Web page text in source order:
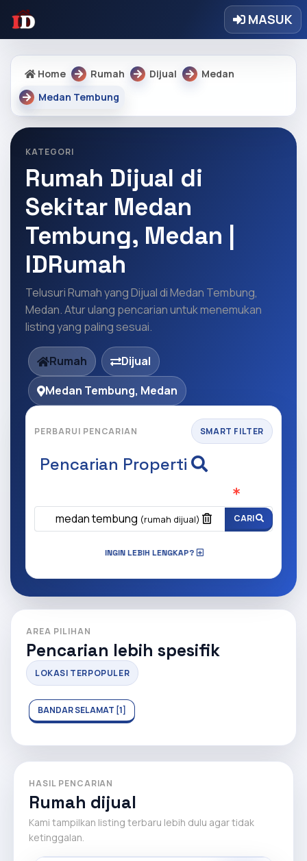
MASUK
Home Rumah Dijual
Medan
Medan Tembung
KATEGORI
Rumah Dijual di
Sekitar Medan
Tembung, Medan |
IDRumah
Telusuri Rumah yang Dijual di Medan Tembung,
Medan. Atur ulang pencarian untuk menemukan
listing yang paling sesuai.
Rumah
Dijual
Medan Tembung, Medan
PERBARUI PENCARIAN SMART FILTER
Pencarian Properti
medan tembung (rumah dijual) CARI
INGIN LEBIH LENGKAP?
AREA PILIHAN
Pencarian lebih spesifik
LOKASI TERPOPULER
BANDAR SELAMAT [1]
HASIL PENCARIAN
Rumah dijual
Kami tampilkan listing terbaru lebih dulu agar tidak
ketinggalan.